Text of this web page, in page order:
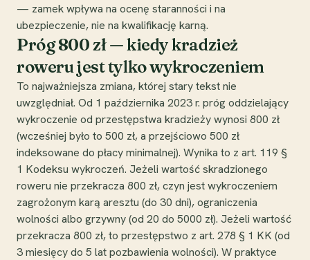
— zamek wpływa na ocenę staranności i na
ubezpieczenie, nie na kwalifikację karną.
Próg 800 zł — kiedy kradzież
roweru jest tylko wykroczeniem
To najważniejsza zmiana, której stary tekst nie
uwzględniał. Od 1 października 2023 r. próg oddzielający
wykroczenie od przestępstwa kradzieży wynosi 800 zł
(wcześniej było to 500 zł, a przejściowo 500 zł
indeksowane do płacy minimalnej). Wynika to z art. 119 §
1 Kodeksu wykroczeń. Jeżeli wartość skradzionego
roweru nie przekracza 800 zł, czyn jest wykroczeniem
zagrożonym karą aresztu (do 30 dni), ograniczenia
wolności albo grzywny (od 20 do 5000 zł). Jeżeli wartość
przekracza 800 zł, to przestępstwo z art. 278 § 1 KK (od
3 miesięcy do 5 lat pozbawienia wolności). W praktyce